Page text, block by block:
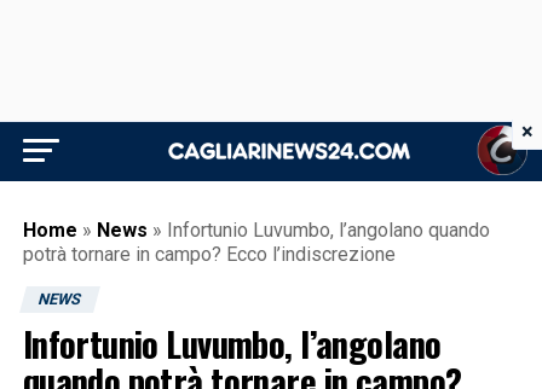
Home » News » Infortunio Luvumbo, l’angolano quando
potrà tornare in campo? Ecco l’indiscrezione
NEWS
Infortunio Luvumbo, l’angolano
×